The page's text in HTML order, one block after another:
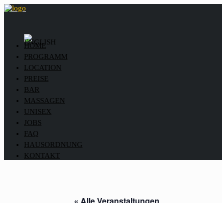
HOME
PROGRAMM
LOCATION
PREISE
BAR
MASSAGEN
UNISEX
JOBS
FAQ
HAUSORDNUNG
KONTAKT
« Alle Veranstaltungen